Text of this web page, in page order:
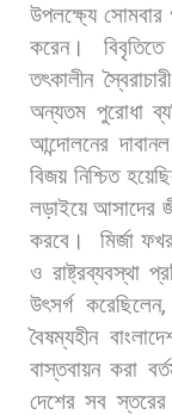
উপলক্ষ্যে সোমবার
করেন।
বিবৃতিতে
তৎকালীন স্বৈরাচারী
অন্যতম পুরোধা
আন্দোলনের দাবানল
বিজয় নিশ্চিত
লড়াইয়ে আসাদের
করবে।
মির্জা
ও রাষ্ট্রব্যবস্থা
উৎসর্গ করেছিলেন
বৈষম্যহীন
বাস্তবায়ন করা
দেশের সব স্তরের